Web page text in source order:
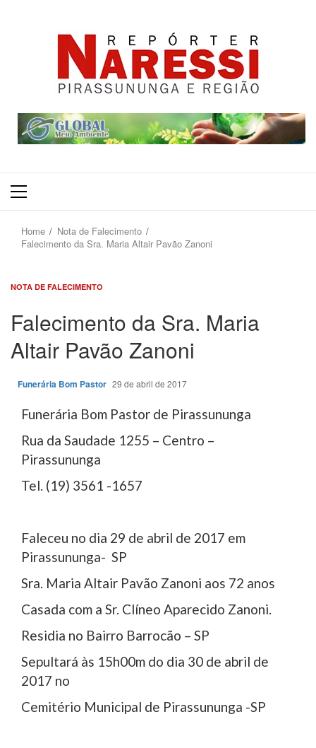
Primary
Home
Nota de Falecimento
Falecimento da Sra. Maria Altair Pavão Zanoni
NOTA DE FALECIMENTO
Falecimento da Sra. Maria
Altair Pavão Zanoni
Funerária Bom Pastor 29 de abril de 2017
Funerária Bom Pastor de Pirassununga
Rua da Saudade 1255 – Centro –
Pirassununga
Tel. (19) 3561 -1657
Faleceu no dia 29 de abril de 2017 em
Pirassununga- SP
Sra. Maria Altair Pavão Zanoni aos 72 anos
Casada com a Sr. Clíneo Aparecido Zanoni.
Residia no Bairro Barrocão – SP
Sepultará às 15h00m do dia 30 de abril de
2017 no
Cemitério Municipal de Pirassununga -SP